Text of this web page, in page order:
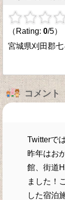
（Rating: 0/5）
宮城県刈田郡
コメント
Twitterで
昨年はお
館、街道
ました！
した宿泊